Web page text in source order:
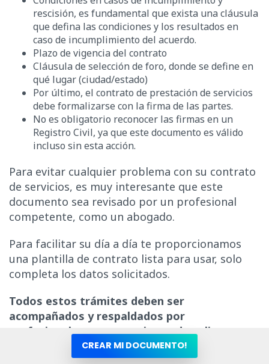
rescisión, es fundamental que exista una cláusula
que defina las condiciones y los resultados en
caso de incumplimiento del acuerdo.
Plazo de vigencia del contrato
Cláusula de selección de foro, donde se define en
qué lugar (ciudad/estado)
Por último, el contrato de prestación de servicios
debe formalizarse con la firma de las partes.
No es obligatorio reconocer las firmas en un
Registro Civil, ya que este documento es válido
incluso sin esta acción.
Para evitar cualquier problema con su contrato
de servicios, es muy interesante que este
documento sea revisado por un profesional
competente, como un abogado.
Para facilitar su día a día te proporcionamos
una plantilla de contrato lista para usar, solo
completa los datos solicitados.
Todos estos trámites deben ser
acompañados y respaldados por
profesionales, no corra riesgo de salir en
perjuicio por cuenta de la elección de
profesionales descalificados.
CREAR MI DOCUMENTO!